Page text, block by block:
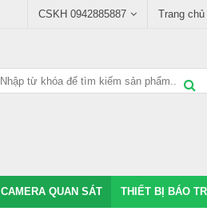
CSKH 0942885887 Trang chủ
CAMERA QUAN SÁT THIẾT BỊ BÁO